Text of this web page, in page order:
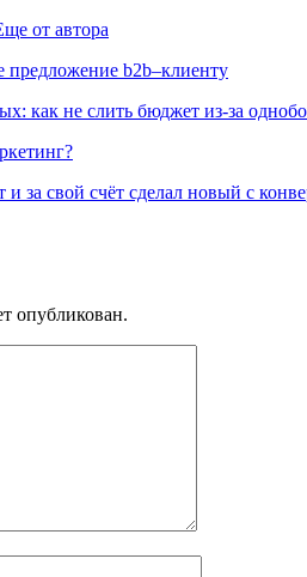
от автора
предложение b2b–клиенту
как не слить бюджет из-за
за свой счёт сделал новый с
опубликован.